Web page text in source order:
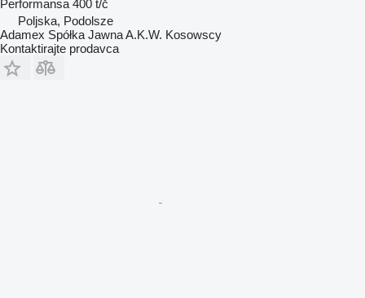
Performansa 400 t/č
Poljska, Podolsze
Adamex Spółka Jawna A.K.W. Kosowscy
Kontaktirajte prodavca